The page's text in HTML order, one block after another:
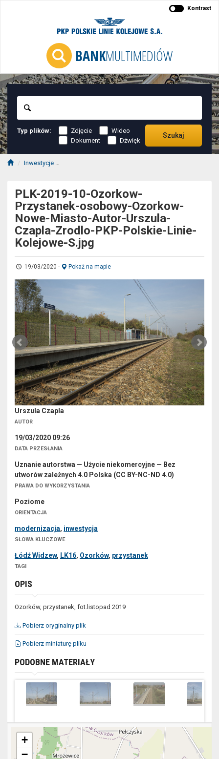
BANKMULTIMEDIÓW
Kontrast
Typ plików: Zdjęcie
Wideo
Dokument
Dźwięk
Szukaj
Inwestycje
PLK-2019-10-Ozorkow-
Przystanek-osobowy-Ozorkow-
Nowe-Miasto-Autor-Urszula-
Czapla-Zrodlo-PKP-Polskie-Linie-
Kolejowe-S.jpg
19/03/2020 - Pokaż na mapie
Urszula Czapla
AUTOR
19/03/2020 09:26
DATA PRZESŁANIA
Uznanie autorstwa — Użycie niekomercyjne — Bez
utworów zależnych 4.0 Polska (CC BY-NC-ND 4.0)
PRAWA DO WYKORZYSTANIA
Poziome
ORIENTACJA
modernizacja, inwestycja
SŁOWA KLUCZOWE
Łódź Widzew, LK16, Ozorków, przystanek
TAGI
OPIS
Ozorków, przystanek, fot.listopad 2019
Pobierz oryginalny plik
Pobierz miniaturę pliku
PODOBNE MATERIAŁY
+
−